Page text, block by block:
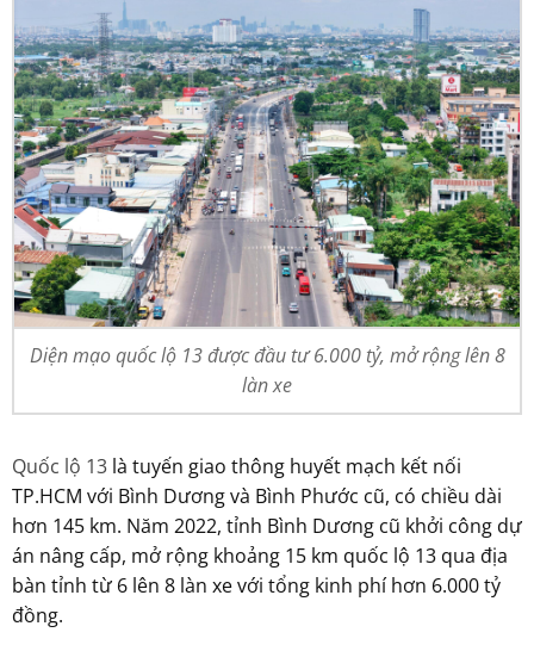
Diện mạo quốc lộ 13 được đầu tư 6.000 tỷ, mở rộng lên 8
làn xe
Quốc lộ 13 là tuyến giao thông huyết mạch kết nối
TP.HCM với Bình Dương và Bình Phước cũ, có chiều dài
hơn 145 km. Năm 2022, tỉnh Bình Dương cũ khởi công dự
án nâng cấp, mở rộng khoảng 15 km quốc lộ 13 qua địa
bàn tỉnh từ 6 lên 8 làn xe với tổng kinh phí hơn 6.000 tỷ
đồng.